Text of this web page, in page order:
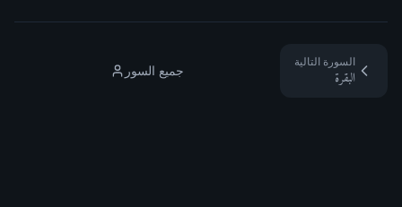
جميع السور
السورة التالية
البقرة